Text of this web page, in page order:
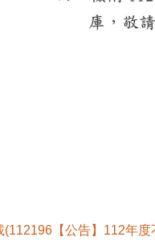
(112196【公告】112年